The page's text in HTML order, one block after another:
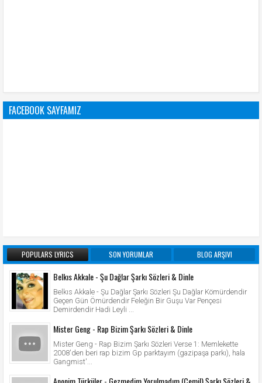
FACEBOOK SAYFAMIZ
POPULARS LYRICS SON YORUMLAR BLOG ARŞIVI
Belkıs Akkale - Şu Dağlar Şarkı Sözleri & Dinle
Belkıs Akkale - Şu Dağlar Şarkı Sözleri Şu Dağlar Kömürdendir
Geçen Gün Ömürdendir Feleğin Bir Guşu Var Pençesi
Demirdendir Hadi Leyli ...
Mister Geng - Rap Bizim Şarkı Sözleri & Dinle
Mister Geng - Rap Bizim Şarkı Sözleri Verse 1: Memlekette
2008'den beri rap bizim Gp parktayım (gazipaşa parkı), hala
Gangmist'...